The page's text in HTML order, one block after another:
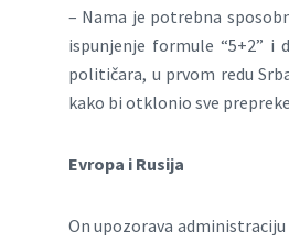
– Nama je potrebna
ispunjenje formule “5+2” i
političara, u prvom redu
kako bi otklonio sve
Evropa i Rusija
On upozorava